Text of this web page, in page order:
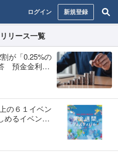
ログイン 新規登録
リース一覧
が「0.25%の
預金金利上
能性が明ら
の６１イベン
めるイベント